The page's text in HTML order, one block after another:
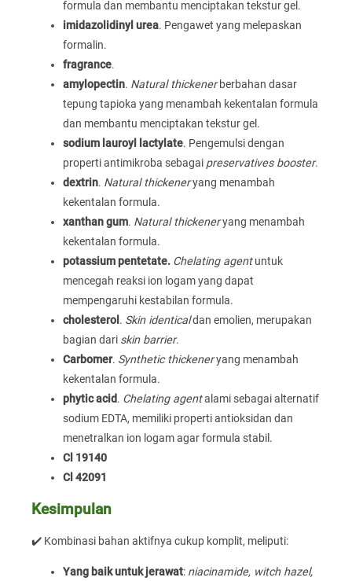
formula dan membantu menciptakan tekstur gel.
imidazolidinyl urea. Pengawet yang melepaskan
formalin.
fragrance.
amylopectin. Natural thickenerberbahan dasar
tepung tapioka yang menambah kekentalan formula
dan membantu menciptakan tekstur gel.
sodium lauroyl lactylate. Pengemulsi dengan
properti antimikroba sebagai preservatives booster.
dextrin. Natural thickeneryang menambah
kekentalan formula.
xanthan gum. Natural thickeneryang menambah
kekentalan formula.
potassium pentetate. Chelating agentuntuk
mencegah reaksi ion logam yang dapat
mempengaruhi kestabilan formula.
cholesterol . Skin identicaldan emolien, merupakan
bagian dari skin barrier.
Carbomer. Synthetic thickeneryang menambah
kekentalan formula.
phytic acid. Chelating agentalami sebagai alternatif
sodium EDTA, memiliki properti antioksidan dan
menetralkan ion logam agar formula stabil.
Cl 19140
Cl 42091
Kesimpulan
✔️ Kombinasi bahan aktifnya cukup komplit, meliputi:
Yang baik untuk jerawat: niacinamide, witch hazel,